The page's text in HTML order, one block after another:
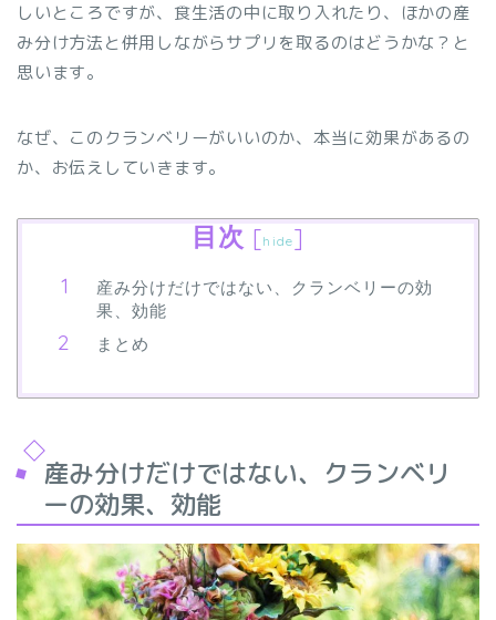
しいところですが、食生活の中に取り入れたり、ほかの産
み分け方法と併用しながらサプリを取るのはどうかな？と
思います。
なぜ、このクランベリーがいいのか、本当に効果があるの
か、お伝えしていきます。
目次 [hide]
産み分けだけではない、クランベリーの効
果、効能
まとめ
産み分けだけではない、クランベリ
ーの効果、効能